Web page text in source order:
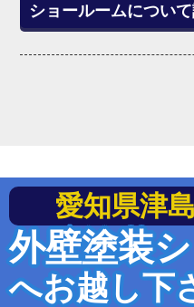
ショールームについ
愛知県津
外壁塗装
へお越し下